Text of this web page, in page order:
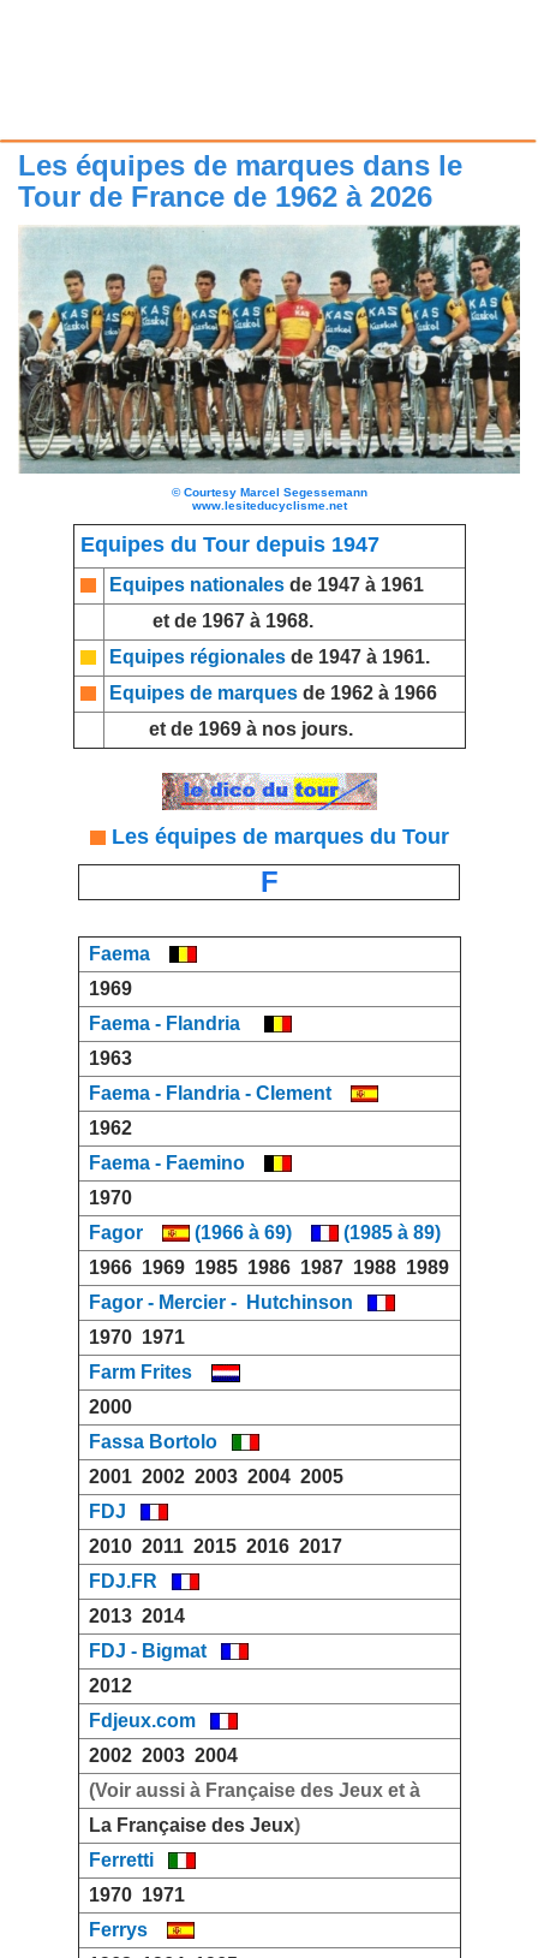
Les équipes de marques dans le
Tour de France de 1962 à 2026
©Courtesy Marcel Segessemann
www.lesiteducyclisme.net
Equipes du Tour depuis 1947
Equipes nationalesde 1947 à 1961
et de 1967 à 1968.
Equipes régionalesde 1947 à 1961.
Equipes de marquesde 1962 à 1966
et de 1969 à nos jours.
Les équipes de marques du Tour
F
Faema
1969
Faema - Flandria
1963
Faema - Flandria - Clement
1962
Faema - Faemino
1970
Fagor
(1966 à 69)
(1985 à 89)
1966 1969 1985 1986 1987 1988 1989
Fagor - Mercier - Hutchinson
1970 1971
Farm Frites
2000
Fassa Bortolo
2001 2002 2003 2004 2005
FDJ
2010 2011 2015 2016 2017
FDJ.FR
2013 2014
FDJ - Bigmat
2012
Fdjeux.com
2002 2003 2004
(Voir aussi à Française des Jeux et à
La Française des Jeux)
Ferretti
1970 1971
Ferrys